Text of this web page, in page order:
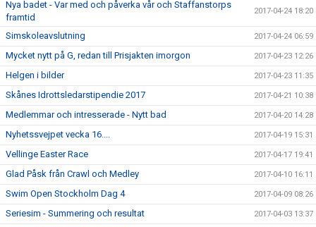
Nya badet - Var med och påverka vår och Staffanstorps
framtid
2017-04-24 18:20
Simskoleavslutning 2017-04-24 06:59
Mycket nytt på G, redan till Prisjakten imorgon 2017-04-23 12:26
Helgen i bilder 2017-04-23 11:35
Skånes Idrottsledarstipendie 2017 2017-04-21 10:38
Medlemmar och intresserade - Nytt bad 2017-04-20 14:28
Nyhetssvejpet vecka 16.... 2017-04-19 15:31
Vellinge Easter Race 2017-04-17 19:41
Glad Påsk från Crawl och Medley 2017-04-10 16:11
Swim Open Stockholm Dag 4 2017-04-09 08:26
Seriesim - Summering och resultat 2017-04-03 13:37